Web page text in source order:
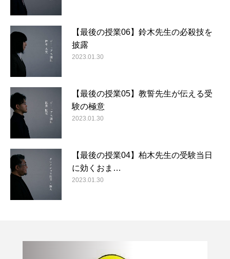
【最後の授業06】鈴木先生の必殺技を
披露
2023.01.30
【最後の授業05】教誓先生が伝える受
験の極意
2023.01.30
【最後の授業04】柏木先生の受験当日
に効くおま…
2023.01.30